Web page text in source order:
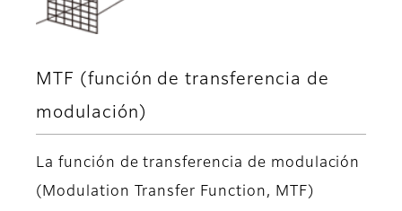
MTF (función de transferencia de
modulación)
La función de transferencia de modulación
(Modulation Transfer Function, MTF)